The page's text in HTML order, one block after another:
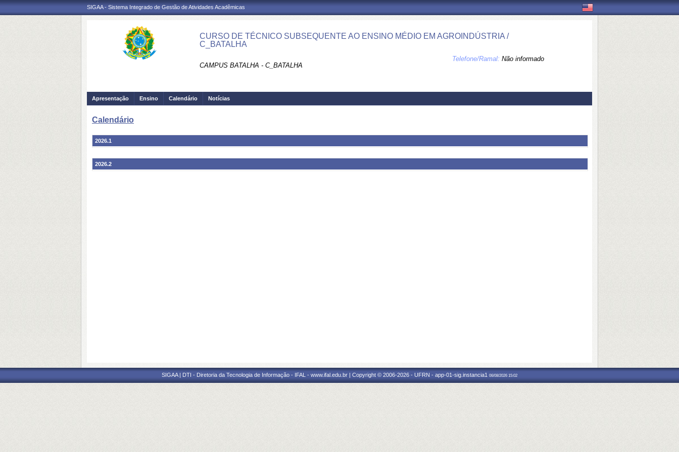
SIGAA - Sistema Integrado de Gestão de Atividades Acadêmicas
CURSO DE TÉCNICO SUBSEQUENTE AO ENSINO MÉDIO EM AGROINDÚSTRIA /
C_BATALHA
CAMPUS BATALHA - C_BATALHA
Telefone/Ramal: Não informado
Apresentação Ensino Calendário Notícias
Calendário
2026.1
2026.2
SIGAA | DTI - Diretoria da Tecnologia de Informação - IFAL - www.ifal.edu.br | Copyright © 2006-2026 - UFRN - app-01-sig.instancia1 06/08/2026 15:02